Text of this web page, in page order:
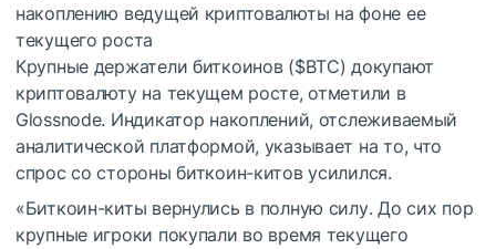
накоплению ведущей криптовалюты на фоне ее
текущего роста
Крупные держатели биткоинов ($BTC) докупают
криптовалюту на текущем росте, отметили в
Glossnode. Индикатор накоплений, отслеживаемый
аналитической платформой, указывает на то, что
спрос со стороны биткоин-китов усилился.
«Биткоин-киты вернулись в полную силу. До сих пор
крупные игроки покупали во время текущего